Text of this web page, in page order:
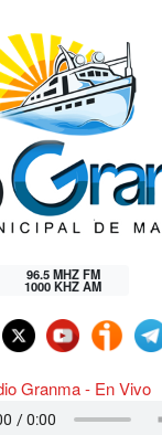
96.5 MHZ FM
1000 KHZ AM
Granma - En Vivo